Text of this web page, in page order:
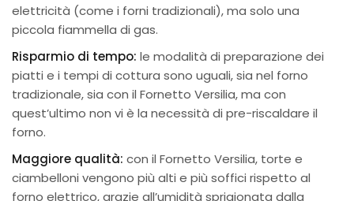
elettricità (come i forni tradizionali), ma solo una
piccola fiammella di gas.
Risparmio di tempo: le modalità di preparazione dei
piatti e i tempi di cottura sono uguali, sia nel forno
tradizionale, sia con il Fornetto Versilia, ma con
quest’ultimo non vi è la necessità di pre-riscaldare il
forno.
Maggiore qualità: con il Fornetto Versilia, torte e
ciambelloni vengono più alti e più soffici rispetto al
forno elettrico, grazie all’umidità sprigionata dalla